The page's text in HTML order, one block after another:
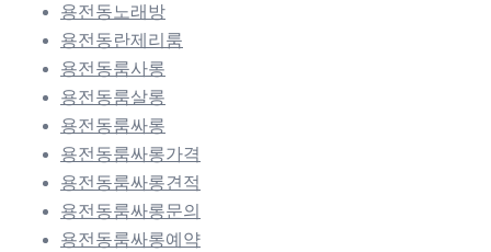
용전동노래방
용전동란제리룸
용전동룸사롱
용전동룸살롱
용전동룸싸롱
용전동룸싸롱가격
용전동룸싸롱견적
용전동룸싸롱문의
용전동룸싸롱예약